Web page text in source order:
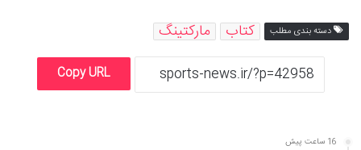
دسته بندی مطلب کتاب مارکتینگ
Copy URL
16 ساعت پیش